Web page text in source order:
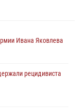
Ивана Яковлева
рецидивиста